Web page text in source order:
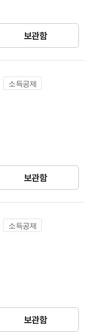
보관함
소득공제
보관함
소득공제
보관함